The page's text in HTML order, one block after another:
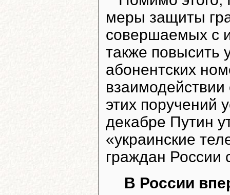
меры защиты
совершаемых с
также повысить
абонентских
этих поручений
декабре Путин
«украинские
граждан
В России